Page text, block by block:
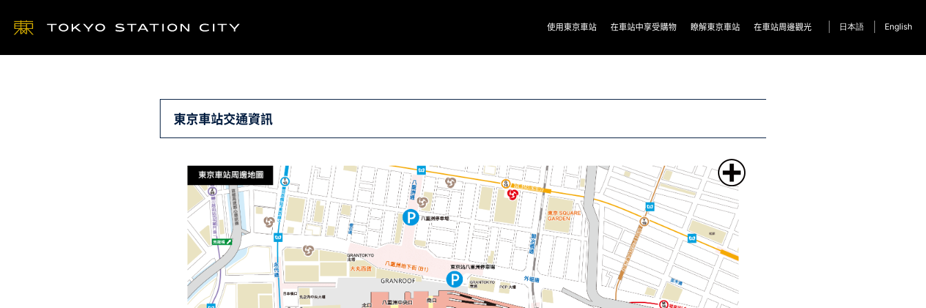
使用東京車站 在車站中享受購物 瞭解東京車站 在車站周邊觀光 日本語 English
東京車站交通資訊